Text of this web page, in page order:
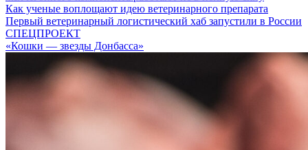
Как ученые воплощают идею ветеринарного препарата
Первый ветеринарный логистический хаб запустили в России
СПЕЦПРОЕКТ
«Кошки — звезды Донбасса»